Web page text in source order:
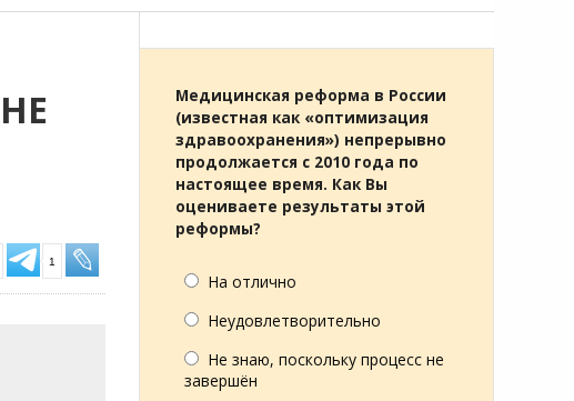
1
Медицинская реформа в России
(известная как «оптимизация
здравоохранения») непрерывно
продолжается с 2010 года по
настоящее время. Как Вы
оцениваете результаты этой
реформы?
На отлично
Неудовлетворительно
Не знаю, поскольку процесс не
завершён